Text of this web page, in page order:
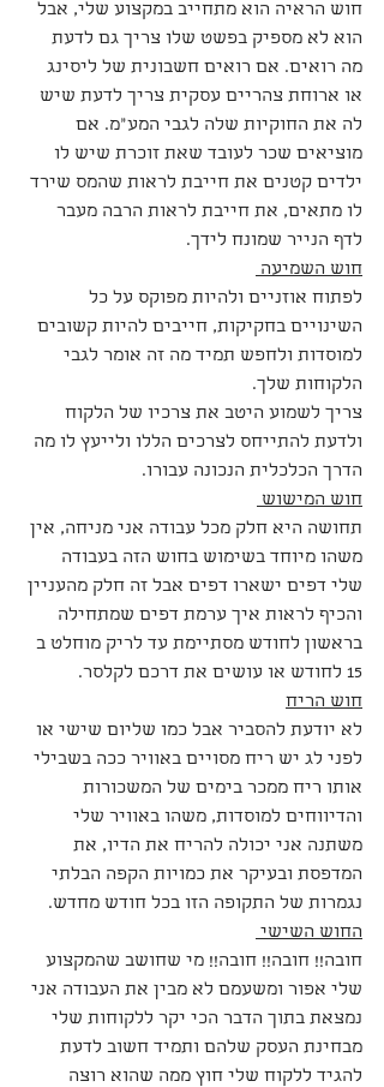
חוש הראיה הוא מתחייב במקצוע שלי, אבל
הוא לא מספיק בפשט שלו צריך גם לדעת
מה רואים. אם רואים חשבונית של ליסינג
או ארוחת צהריים עסקית צריך לדעת שיש
לה את החוקיות שלה לגבי המע"מ. אם
מוציאים שכר לעובד שאת זוכרת שיש לו
ילדים קטנים את חייבת לראות שהמס שירד
לו מתאים, את חייבת לראות הרבה מעבר
לדף הנייר שמונח לידך.
חוש השמיעה
לפתוח אוזניים ולהיות מפוקס על כל
השינויים בחקיקות, חייבים להיות קשובים
למוסדות ולחפש תמיד מה זה אומר לגבי
הלקוחות שלך.
צריך לשמוע היטב את צרכיו של הלקוח
ולדעת להתייחס לצרכים הללו ולייעץ לו מה
הדרך הכלכלית הנכונה עבורו.
חוש המישוש
תחושה היא חלק מכל עבודה אני מניחה, אין
משהו מיוחד בשימוש בחוש הזה בעבודה
שלי דפים ישארו דפים אבל זה חלק מהעניין
והכיף לראות איך ערמת דפים שמתחילה
בראשון לחודש מסתיימת עד לריק מוחלט ב
15 לחודש או עושים את דרכם לקלסר.
חוש הריח
לא יודעת להסביר אבל כמו שליום שישי או
לפני לג יש ריח מסויים באוויר ככה בשבילי
אותו ריח ממכר בימים של המשכורות
והדיווחים למוסדות, משהו באוויר שלי
משתנה אני יכולה להריח את הדיו, את
המדפסת ובעיקר את כמויות הקפה הבלתי
נגמרות של התקופה הזו בכל חודש מחדש.
החוש השישי
חובה!! חובה!! חובה!! מי שחושב שהמקצוע
שלי אפור ומשעמם לא מבין את העבודה אני
נמצאת בתוך הדבר הכי יקר ללקוחות שלי
מבחינת העסק שלהם ותמיד חשוב לדעת
להגיד ללקוח שלי חוץ ממה שהוא רוצה